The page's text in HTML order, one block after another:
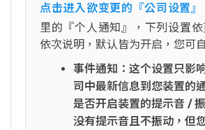
点击进入欲变更的『公司设置』
里的『个人通知』，下列设置
依次说明，默认皆为开启，您可
事件通知：这个设置只影
司中最新信息到您装置的
是否开启装置的提示音 /
没有提示音且不振动，但